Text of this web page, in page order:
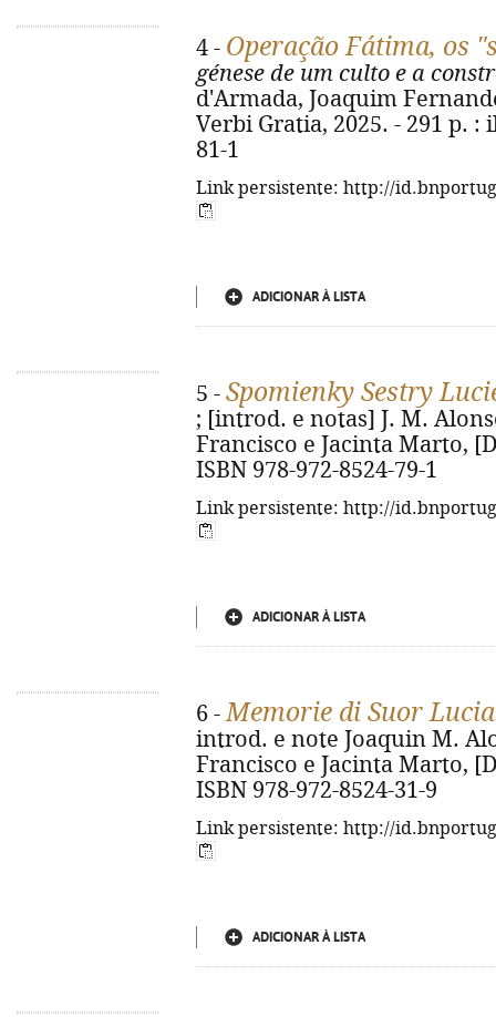
4 - Operação Fátima, os
génese de um culto e a
d'Armada, Joaquim
Verbi Gratia, 2025. - 291 p. :
81-1
Link persistente: http://
ADICIONAR À LISTA
5 - Spomienky Sestry
; [introd. e notas] J. M.
Francisco e Jacinta Marto,
ISBN 978-972-8524-79-1
Link persistente: http://
ADICIONAR À LISTA
6 -Memorie di Suor Lucia
introd. e note Joaquin M.
Francisco e Jacinta Marto,
ISBN 978-972-8524-31-9
Link persistente: http://
ADICIONAR À LISTA